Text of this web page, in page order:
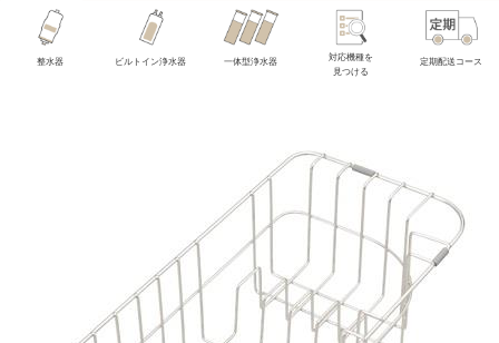
整水器 ビルトイン浄水器 一体型浄水器
対応機種を
見つける
定期配送コース